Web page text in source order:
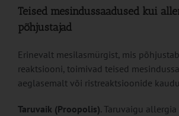
Teised mesindussaadused kui
põhjustajad
Erinevalt mesilasmürgist, mis
reaktsiooni, toimivad teised
aeglasemalt või ristreaktsioonide
Taruvaik (Proopolis). Taruvaigu